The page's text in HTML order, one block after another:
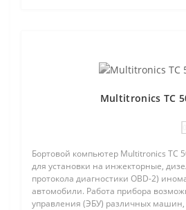
Multitronics TC
Бортовой компьютер Multitronics TC
для установки на инжекторные,
протокола диагностики OBD-2)
автомобили. Работа прибора
управления (ЭБУ) различных машин,